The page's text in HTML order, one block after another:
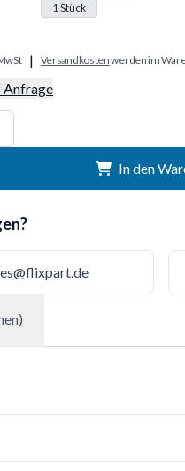
1Stück
| Versandkostenwerden im
Anfrage
In den